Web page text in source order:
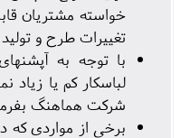
خواسته مشتریان
تغییرات طرح و
با توجه به
لباسکار کم یا
شرکت هماهنگ
برخی از مواردی که